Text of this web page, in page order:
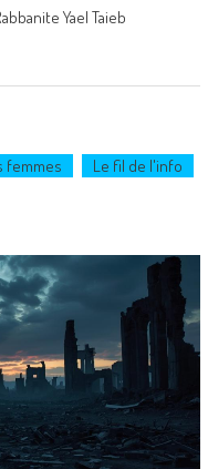
Yael Taieb
femmes
Le fil de l'info